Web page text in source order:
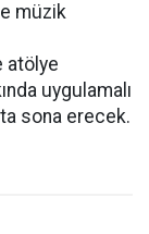
müzik
atölye
uygulamalı
sona erecek.